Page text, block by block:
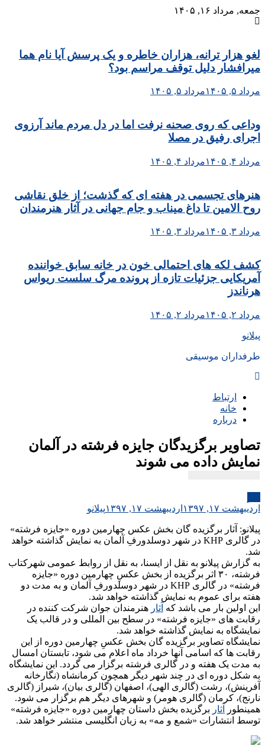
Skip
to
جمعه, مرداد ۱۶, ۱۴۰۵
لغو هزار ترانه، هزاران خاطره و یک پرسش آیا نام هما
میرافشار دلیل توقف مراسم بود؟
مرداد ۵, ۱۴۰۵ مرداد ۵, ۱۴۰۵
وداعی که روی صحنه نرفت اما در دل مردم ماند آرزوی
اجرای رفیق در مصلا
مرداد ۴, ۱۴۰۵ مرداد ۴, ۱۴۰۵
هنرهای تجسمی در هفته ای که گذشت؛ از خلق نقاشی
روح الامین تا داغ میناب و جام جهانی در آثار هنرمندان
مرداد ۳, ۱۴۰۵ مرداد ۳, ۱۴۰۵
کشف لکه های احتمالی خون در خانه سابق خواننده
آمریکایی جزئیات تازه از پرونده مرگ سلست ریواس
هرناندز
مرداد ۲, ۱۴۰۵ مرداد ۲, ۱۴۰۵
پیلانو
طرفداران موسیقی
ارتباط
خانه
درباره
تصاویر برگزیدگان جایزه فرشته در آلمان
نمایش داده می شوند
اردیبهشت ۱۷, ۱۳۹۷
اردیبهشت ۱۷, ۱۳۹۷ پیلانو
پیلانو: آثار برگزیده گان بخش عکس چهارمین دوره «جایزه فرشته»
در گالری KHP در شهر دوسلدورفِ آلمان به نمایش گذاشته خواهد
شد.
به گزارش پیلانو به نقل از ایسنا، به نقل از روابط عمومی شهرکتاب
فرشته، ۳۰ اثر برگزیده از بخش عکسِ چهارمین دوره «جایزه
فرشته» در گالری KHP در شهر دوسلدورفِ آلمان و به مدت دو
هفته برای عموم به نمایش گذاشته خواهد شد.
این اولین بار می باشد که آثار هنرمندان جوان شرکت کننده در
رقابت های «جایزه فرشته» در سطح بین المللی و در قالب یک
نمایشگاه به نمایش گذاشته خواهد شد.
نمایشگاه تصاویر برگزیده گان بخش عکسِ چهارمین دوره از این
رقابت ها که اسامی آنها خرداد ماه اعلام می شود، تابستان امسال
به مدت یک هفته و در گالری فرشته برگزار می گردد. این نمایشگاه
به شکل دوره ای در چند شهر دیگر همچون کرمانشاه (نگارخانه
آفرینش)، رشت (گالری الهی)، اصفهان (گالری بیان)، شیراز (گالری
نارنج)، کرمان (گالری هومر) و شهرهای دیگر هم برگزار می شود.
همینطور
آثار برگزیده بخش داستان چهارمین دوره «جایزه فرشته»
توسط انتشارات «شمع و مه» به زبان انگلیسی منتشر خواهد شد.